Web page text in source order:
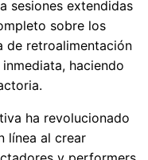
sesiones extendidas
sobre los
de retroalimentación
haciendo
ha revolucionado
línea al crear